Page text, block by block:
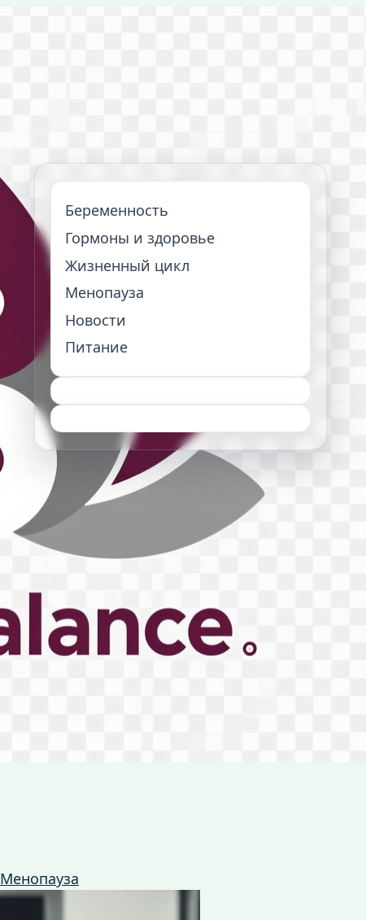
Менопауза
Беременность
Гормоны и здоровье
Жизненный цикл
Менопауза
Новости
Питание